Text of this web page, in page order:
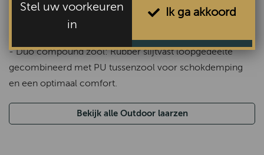
- Optimale temperatuursregulatie en afvoer van
transpiratievocht.
- Duo compound zool: Rubber slijtvast loopgedeelte
gecombineerd met PU tussenzool voor schokdemping
en een optimaal comfort.
Bekijk alle Outdoor laarzen
Stel uw voorkeuren
in
Ik ga akkoord